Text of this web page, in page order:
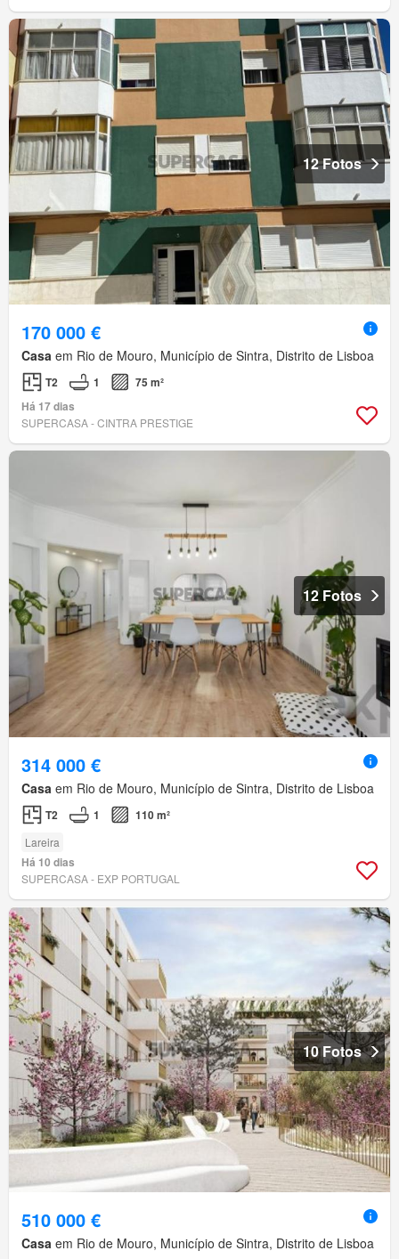
12 Fotos
170 000 €
Casa em Rio de Mouro, Município de Sintra, Distrito de Lisboa
T2 1
75 m²
Há 17 dias
SUPERCASA - CINTRA PRESTIGE
12 Fotos
314 000 €
Casa em Rio de Mouro, Município de Sintra, Distrito de Lisboa
T2 1 110 m²
Lareira
Há 10 dias
SUPERCASA - EXP PORTUGAL
10 Fotos
510 000 €
Casa em Rio de Mouro, Município de Sintra, Distrito de Lisboa